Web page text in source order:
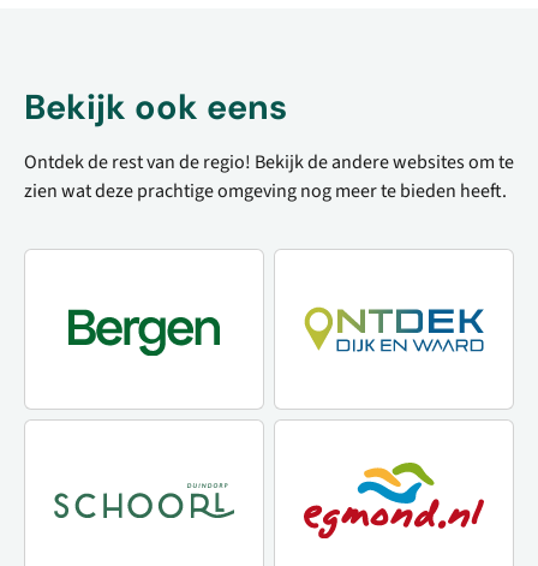
speciale evenementen plaats.
Cinebergen is dagelijks
geopend. Voor en na de film is er
volop gelegenheid voor een
theatercafé.
Bekijk ook eens
Ontdek de rest van de regio! Bekijk de andere websites om te
zien wat deze prachtige omgeving nog meer te bieden heeft.